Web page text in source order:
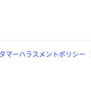
マーハラスメントポリシー